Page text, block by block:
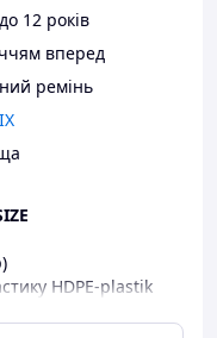
12 років
вперед
ремінь
HDPE-plastik